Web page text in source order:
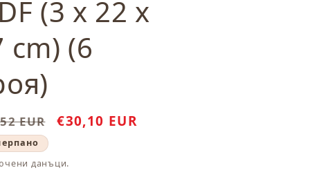
(3 x 22 x
cm) (6
EUR
Цена
разпродажба
€30,10 EUR
данъци.